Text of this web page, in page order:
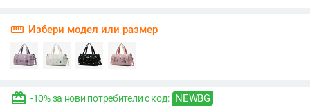
straighten Избери модел или размер
redeem -10% за нови потребители с код: NEWBG